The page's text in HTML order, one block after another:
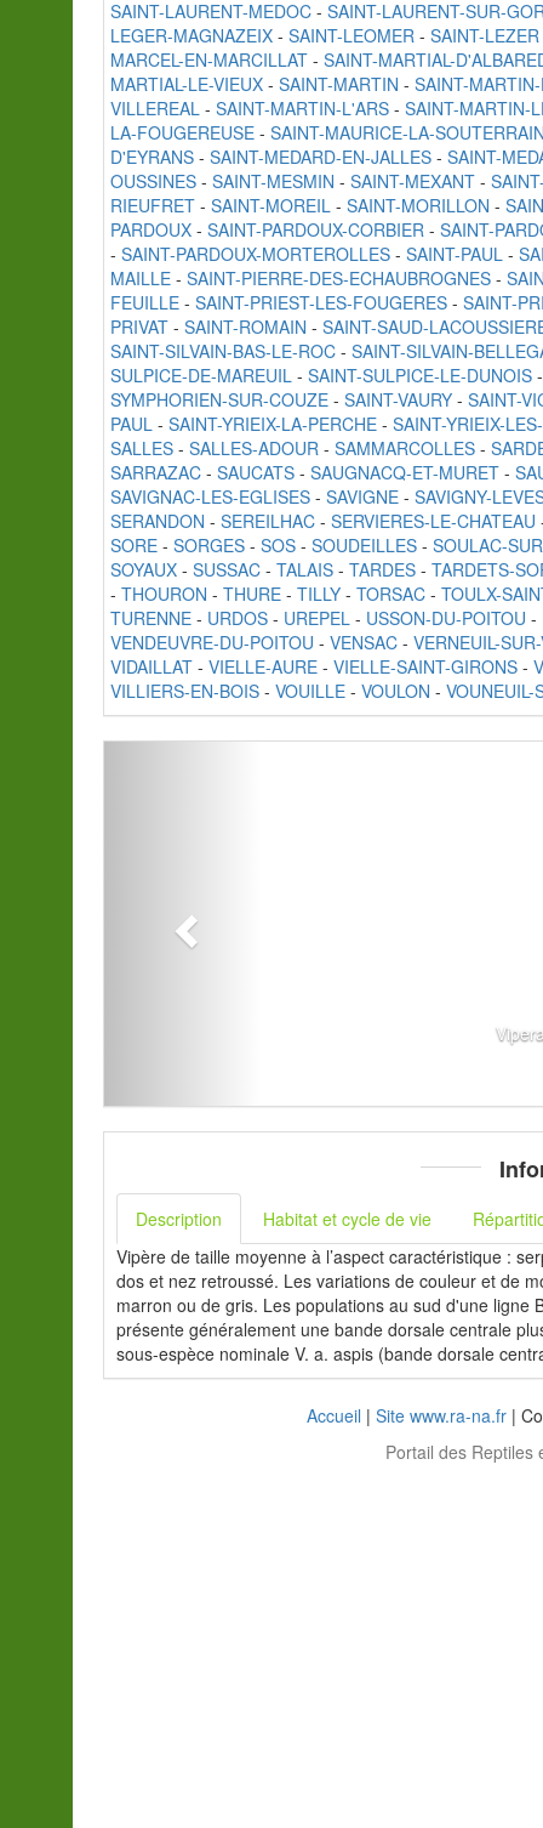
SAINT-LAURENT-MEDOC - SAINT-LAURENT-SUR-
LEGER-MAGNAZEIX - SAINT-LEOMER - SAINT-LEZER
MARCEL-EN-MARCILLAT - SAINT-MARTIAL-
MARTIAL-LE-VIEUX - SAINT-MARTIN - SAINT-
VILLEREAL - SAINT-MARTIN-L'ARS - SAINT-MARTIN-
LA-FOUGEREUSE - SAINT-MAURICE-LA-
D'EYRANS - SAINT-MEDARD-EN-JALLES - SAINT-
OUSSINES - SAINT-MESMIN - SAINT-MEXANT -
RIEUFRET - SAINT-MOREIL - SAINT-MORILLON -
PARDOUX - SAINT-PARDOUX-CORBIER - SAINT-
- SAINT-PARDOUX-MORTEROLLES - SAINT-PAUL -
MAILLE - SAINT-PIERRE-DES-ECHAUBROGNES -
FEUILLE - SAINT-PRIEST-LES-FOUGERES - SAINT-
PRIVAT - SAINT-ROMAIN - SAINT-SAUD-
SAINT-SILVAIN-BAS-LE-ROC - SAINT-SILVAIN-
SULPICE-DE-MAREUIL - SAINT-SULPICE-LE-DUNOIS
SYMPHORIEN-SUR-COUZE - SAINT-VAURY - SAINT-
PAUL - SAINT-YRIEIX-LA-PERCHE - SAINT-YRIEIX-
SALLES - SALLES-ADOUR - SAMMARCOLLES -
SARRAZAC - SAUCATS - SAUGNACQ-ET-MURET -
SAVIGNAC-LES-EGLISES - SAVIGNE - SAVIGNY-
SERANDON - SEREILHAC - SERVIERES-LE-CHATEAU
SORE - SORGES - SOS - SOUDEILLES - SOULAC-
SOYAUX - SUSSAC - TALAIS - TARDES - TARDETS-
- THOURON - THURE - TILLY - TORSAC - TOULX-
TURENNE - URDOS - UREPEL - USSON-DU-POITOU -
VENDEUVRE-DU-POITOU - VENSAC - VERNEUIL-
VIDAILLAT - VIELLE-AURE - VIELLE-SAINT-GIRONS -
VILLIERS-EN-BOIS - VOUILLE - VOULON - VOUNEUIL-
Description Habitat et cycle de vie
Vipère de taille moyenne à l’aspect caractéristique :
dos et nez retroussé. Les variations de couleur et de
marron ou de gris. Les populations au sud d'une ligne
présente généralement une bande dorsale centrale
sous-espèce nominale V. a. aspis (bande dorsale
Accueil | Site www.ra-na.fr |
Portail des Reptiles